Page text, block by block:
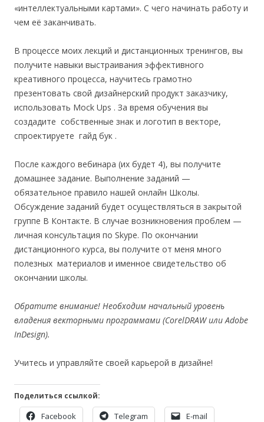
«интеллектуальными картами». С чего начинать работу и
чем её заканчивать.
В процессе моих лекций и дистанционных тренингов, вы
получите навыки выстраивания эффективного
креативного процесса, научитесь грамотно
презентовать свой дизайнерский продукт заказчику,
использовать Mock Ups . За время обучения вы
создадите собственные знак и логотип в векторе,
спроектируете гайд бук .
После каждого вебинара (их будет 4), вы получите
домашнее задание. Выполнение заданий —
обязательное правило нашей онлайн Школы.
Обсуждение заданий будет осуществляться в закрытой
группе В Контакте. В случае возникновения проблем —
личная консультация по Skype. По окончании
дистанционного курса, вы получите от меня много
полезных материалов и именное свидетельство об
окончании школы.
Обратите внимание! Необходим начальный уровень
владения векторными программами (CorelDRAW или Adobe
InDesign).
Учитесь и управляйте своей карьерой в дизайне!
Поделиться ссылкой:
Facebook Telegram E-mail